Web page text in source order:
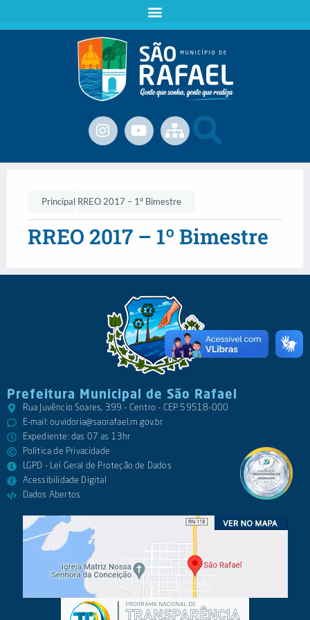
Principal RREO 2017 – 1º Bimestre
RREO 2017 – 1º Bimestre
Prefeitura Municipal de São Rafael
Rua Juvêncio Soares, 399 - Centro - CEP 59518-000
E-mail:ouvidoria@saorafael.rn.gov.br
Expediente: das 07 as 13hr
Política de Privacidade
LGPD - Lei Geral de Proteção de Dados
Acessibilidade Digital
Dados Abertos